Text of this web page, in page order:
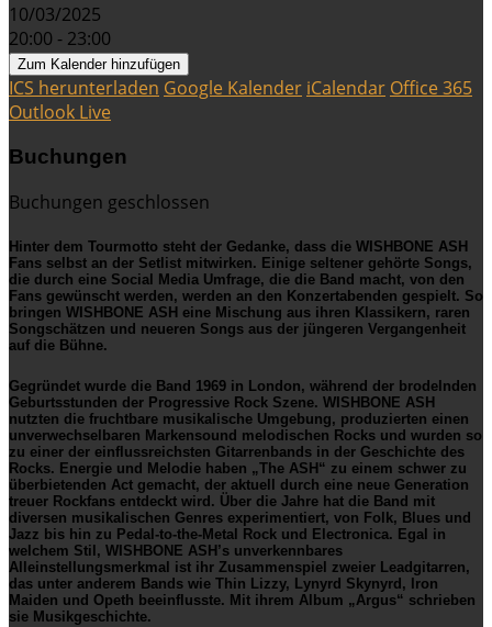
10/03/2025
20:00 - 23:00
Zum Kalender hinzufügen
ICS herunterladen Google Kalender iCalendar Office 365
Outlook Live
Buchungen
Buchungen geschlossen
Hinter dem Tourmotto steht der Gedanke, dass die WISHBONE ASH
Fans selbst an der Setlist mitwirken. Einige seltener gehörte Songs,
die durch eine Social Media Umfrage, die die Band macht, von den
Fans gewünscht werden, werden an den Konzertabenden gespielt. So
bringen WISHBONE ASH eine Mischung aus ihren Klassikern, raren
Songschätzen und neueren Songs aus der jüngeren Vergangenheit
auf die Bühne.
Gegründet wurde die Band 1969 in London, während der brodelnden
Geburtsstunden der Progressive Rock Szene. WISHBONE ASH
nutzten die fruchtbare musikalische Umgebung, produzierten einen
unverwechselbaren Markensound melodischen Rocks und wurden so
zu einer der einflussreichsten Gitarrenbands in der Geschichte des
Rocks. Energie und Melodie haben „The ASH“ zu einem schwer zu
überbietenden Act gemacht, der aktuell durch eine neue Generation
treuer Rockfans entdeckt wird. Über die Jahre hat die Band mit
diversen musikalischen Genres experimentiert, von Folk, Blues und
Jazz bis hin zu Pedal-to-the-Metal Rock und Electronica. Egal in
welchem Stil, WISHBONE ASH ’s unverkennbares
Alleinstellungsmerkmal ist ihr Zusammenspiel zweier Leadgitarren,
das unter anderem Bands wie Thin Lizzy, Lynyrd Skynyrd, Iron
Maiden und Opeth beeinflusste. Mit ihrem Album „Argus“ schrieben
sie Musikgeschichte.